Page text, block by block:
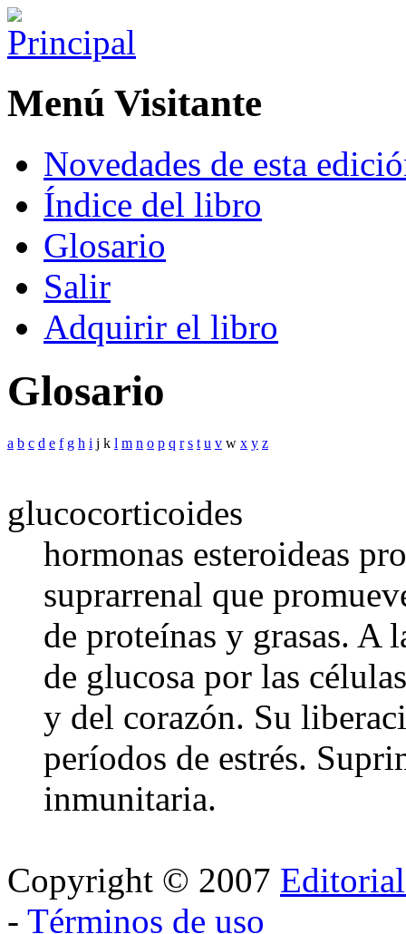
Menú Visitante
Novedades de esta
Índice del libro
Glosario
Salir
Adquirir el libro
Glosario
a b c d e f g h i j k l m n o p q r s t u v w x y z
glucocorticoides
hormonas esteroideas
suprarrenal que
de proteínas y grasas.
de glucosa por las
y del corazón. Su
períodos de estrés.
inmunitaria.
Copyright © 2007
- Términos de uso